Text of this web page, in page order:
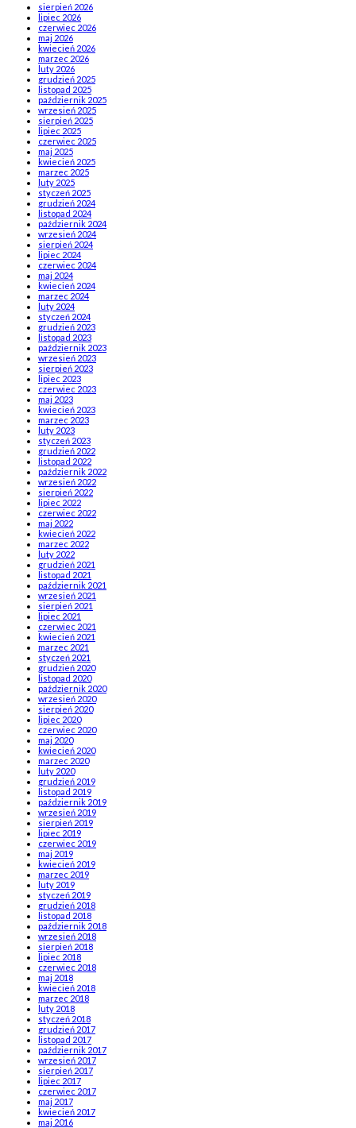
sierpień 2026
lipiec 2026
czerwiec 2026
maj 2026
kwiecień 2026
marzec 2026
luty 2026
grudzień 2025
listopad 2025
październik 2025
wrzesień 2025
sierpień 2025
lipiec 2025
czerwiec 2025
maj 2025
kwiecień 2025
marzec 2025
luty 2025
styczeń 2025
grudzień 2024
listopad 2024
październik 2024
wrzesień 2024
sierpień 2024
lipiec 2024
czerwiec 2024
maj 2024
kwiecień 2024
marzec 2024
luty 2024
styczeń 2024
grudzień 2023
listopad 2023
październik 2023
wrzesień 2023
sierpień 2023
lipiec 2023
czerwiec 2023
maj 2023
kwiecień 2023
marzec 2023
luty 2023
styczeń 2023
grudzień 2022
listopad 2022
październik 2022
wrzesień 2022
sierpień 2022
lipiec 2022
czerwiec 2022
maj 2022
kwiecień 2022
marzec 2022
luty 2022
grudzień 2021
listopad 2021
październik 2021
wrzesień 2021
sierpień 2021
lipiec 2021
czerwiec 2021
kwiecień 2021
marzec 2021
styczeń 2021
grudzień 2020
listopad 2020
październik 2020
wrzesień 2020
sierpień 2020
lipiec 2020
czerwiec 2020
maj 2020
kwiecień 2020
marzec 2020
luty 2020
grudzień 2019
listopad 2019
październik 2019
wrzesień 2019
sierpień 2019
lipiec 2019
czerwiec 2019
maj 2019
kwiecień 2019
marzec 2019
luty 2019
styczeń 2019
grudzień 2018
listopad 2018
październik 2018
wrzesień 2018
sierpień 2018
lipiec 2018
czerwiec 2018
maj 2018
kwiecień 2018
marzec 2018
luty 2018
styczeń 2018
grudzień 2017
listopad 2017
październik 2017
wrzesień 2017
sierpień 2017
lipiec 2017
czerwiec 2017
maj 2017
kwiecień 2017
maj 2016